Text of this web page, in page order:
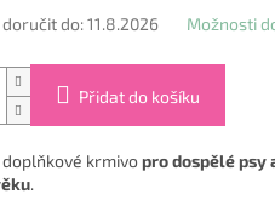
do: 11.8.2026 Možnosti
Přidat do košíku
doplňkové krmivopro dospělé psy
.